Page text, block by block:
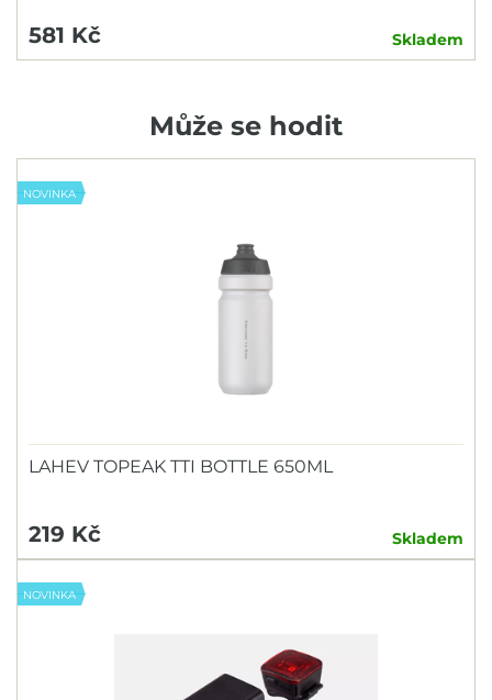
581 Kč Skladem
Může se hodit
NOVINKA
LAHEV TOPEAK TTI BOTTLE 650ML
219 Kč Skladem
NOVINKA